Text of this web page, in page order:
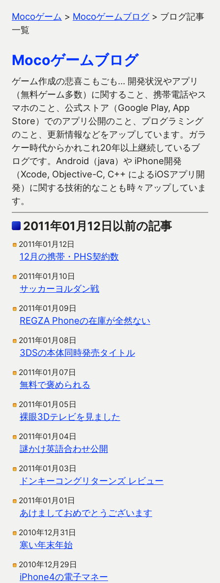
Mocoゲーム > Mocoゲームブログ> ブログ記事
一覧
Mocoゲームブログ
ゲーム作成の悲喜こもごも… 開発状況やアプリ
（無料ゲーム多数）に関すること、携帯電話やス
マホのこと、公式ストア（Google Play, App
Store）でのアプリ公開のこと、プログラミング
のこと、更新情報などをアップしています。ガラ
ケー時代からかれこれ20年以上継続しているブ
ログです。Android（java）や iPhone開発
（Xcode, Objective-C, C++ によるiOSアプリ開
発）に関する技術的なことも時々アップしていま
す。
2011年01月12日以前の記事
2011年01月12日
12月の携帯・PHS契約数
2011年01月10日
サッカーヨルダン戦
2011年01月09日
REGZA Phoneの在庫が全然ない
2011年01月08日
3DSの本体同時発売タイトル
2011年01月07日
無料で褒められる
2011年01月05日
裸眼3Dテレビを見ました
2011年01月04日
謎かけ英語合わせ公開
2011年01月03日
ドンキーコングリターンズ レビュー
2011年01月01日
あけましておめでとうございます
2010年12月31日
寒い年末年始
2010年12月29日
iPhone4の電子マネー